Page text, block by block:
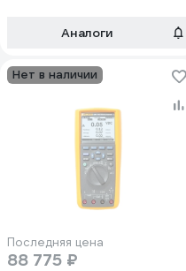
Аналоги
Нет в наличии
Последняя цена
88 775 ₽